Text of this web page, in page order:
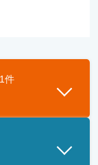
般社団法
。
件